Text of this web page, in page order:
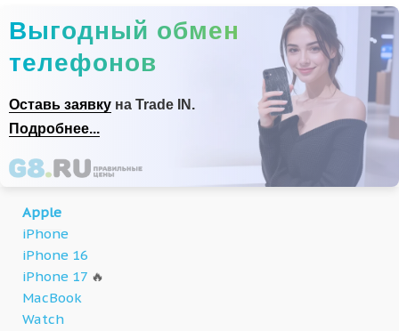
Выгодный обмен
телефонов
Оставь заявку на Trade IN.
Подробнее...
Apple
iPhone
iPhone 16
iPhone 17 🔥
MacBook
Watch